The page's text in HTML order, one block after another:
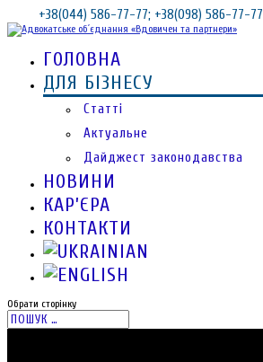
+38(044) 586-77-77; +38(098) 586-77-77
ГОЛОВНА
ДЛЯ БІЗНЕСУ
Статті
Актуальне
Дайджест законодавства
НОВИНИ
КАР’ЄРА
КОНТАКТИ
Обрати сторінку